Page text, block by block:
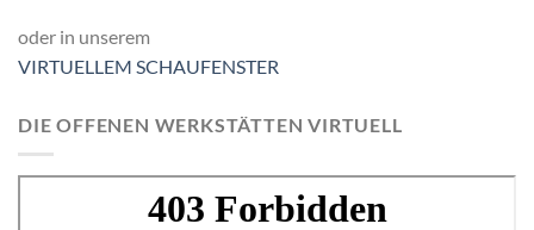
oder in unserem
VIRTUELLEM SCHAUFENSTER
DIE OFFENEN WERKSTÄTTEN VIRTUELL